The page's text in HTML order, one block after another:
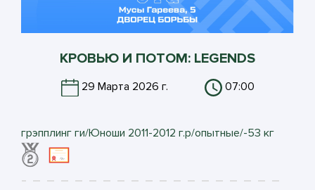
КРОВЬЮ И ПОТОМ: LEGENDS
29 Марта 2026 г. 07:00
грэпплинг ги/Юноши 2011-2012 г.р/опытные/-53 кг